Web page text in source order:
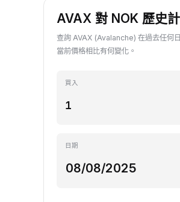
AVAX 對 NOK 歷史
查詢 AVAX (Avalanche) 在過去任何
當前價格相比有何變化。
買入
日期